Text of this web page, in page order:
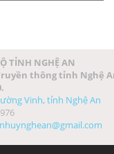
TỈNH NGHỆ AN
thông tỉnh Nghệ
Vinh, tỉnh Nghệ An